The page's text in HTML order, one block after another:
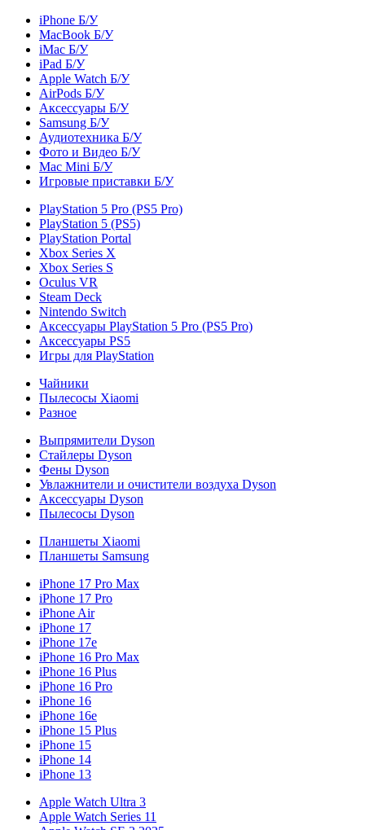
iPhone Б/У
MacBook Б/У
iMac Б/У
iPad Б/У
Apple Watch Б/У
AirPods Б/У
Аксессуары Б/У
Samsung Б/У
Аудиотехника Б/У
Фото и Видео Б/У
Mac Mini Б/У
Игровые приставки Б/У
PlayStation 5 Pro (PS5 Pro)
PlayStation 5 (PS5)
PlayStation Portal
Xbox Series X
Xbox Series S
Oculus VR
Steam Deck
Nintendo Switch
Аксессуары PlayStation 5 Pro (PS5 Pro)
Аксессуары PS5
Игры для PlayStation
Чайники
Пылесосы Xiaomi
Разное
Выпрямители Dyson
Стайлеры Dyson
Фены Dyson
Увлажнители и очистители воздуха Dyson
Аксессуары Dyson
Пылесосы Dyson
Планшеты Xiaomi
Планшеты Samsung
iPhone 17 Pro Max
iPhone 17 Pro
iPhone Air
iPhone 17
iPhone 17e
iPhone 16 Pro Max
iPhone 16 Plus
iPhone 16 Pro
iPhone 16
iPhone 16e
iPhone 15 Plus
iPhone 15
iPhone 14
iPhone 13
Apple Watch Ultra 3
Apple Watch Series 11